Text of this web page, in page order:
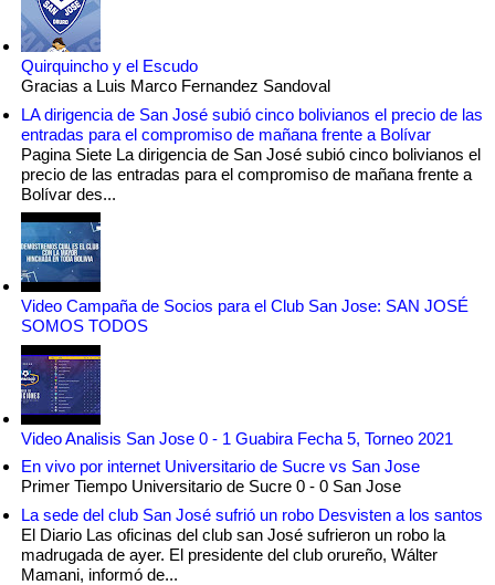
Quirquincho y el Escudo
Gracias a Luis Marco Fernandez Sandoval
LA dirigencia de San José subió cinco bolivianos el precio de las
entradas para el compromiso de mañana frente a Bolívar
Pagina Siete La dirigencia de San José subió cinco bolivianos el
precio de las entradas para el compromiso de mañana frente a
Bolívar des...
Video Campaña de Socios para el Club San Jose: SAN JOSÉ
SOMOS TODOS
Video Analisis San Jose 0 - 1 Guabira Fecha 5, Torneo 2021
En vivo por internet Universitario de Sucre vs San Jose
Primer Tiempo Universitario de Sucre 0 - 0 San Jose
La sede del club San José sufrió un robo Desvisten a los santos
El Diario Las oficinas del club san José sufrieron un robo la
madrugada de ayer. El presidente del club orureño, Wálter
Mamani, informó de...